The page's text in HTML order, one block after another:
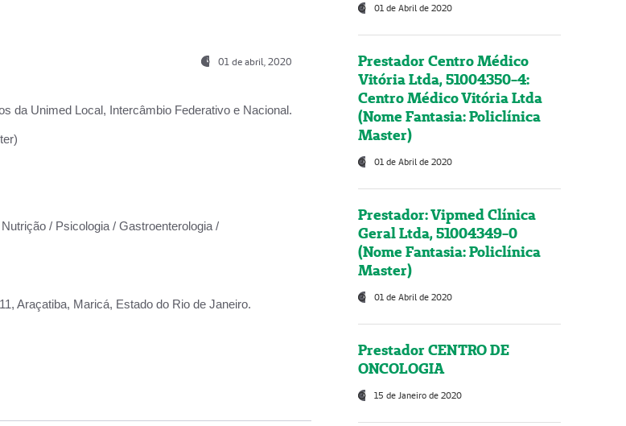
01 de abril, 2020
da Unimed Local, Intercâmbio Federativo e Nacional.
/ Psicologia / Gastroenterologia /
Araçatiba, Maricá, Estado do Rio de Janeiro.
01 de Abril de 2020
Prestador Centro Médico
Vitória Ltda, 51004350-4:
Centro Médico Vitória Ltda
(Nome Fantasia: Policlínica
Master)
01 de Abril de 2020
Prestador: Vipmed Clínica
Geral Ltda, 51004349-0
(Nome Fantasia: Policlínica
Master)
01 de Abril de 2020
Prestador CENTRO DE
ONCOLOGIA
15 de Janeiro de 2020